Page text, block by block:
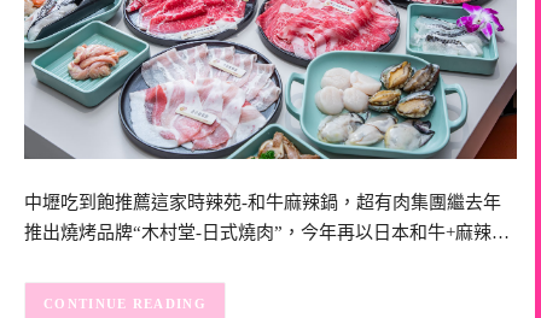
中壢吃到飽推薦這家時辣苑-和牛麻辣鍋，超有肉集團繼去年
推出燒烤品牌“木村堂-日式燒肉”，今年再以日本和牛+麻辣…
CONTINUE READING